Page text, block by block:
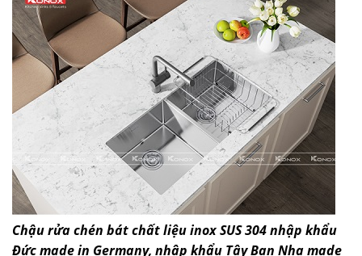
Chậu rửa chén bát chất liệu inox SUS 304 nhập khẩu
Đức made in Germany, nhập khẩu Tây Ban Nha made